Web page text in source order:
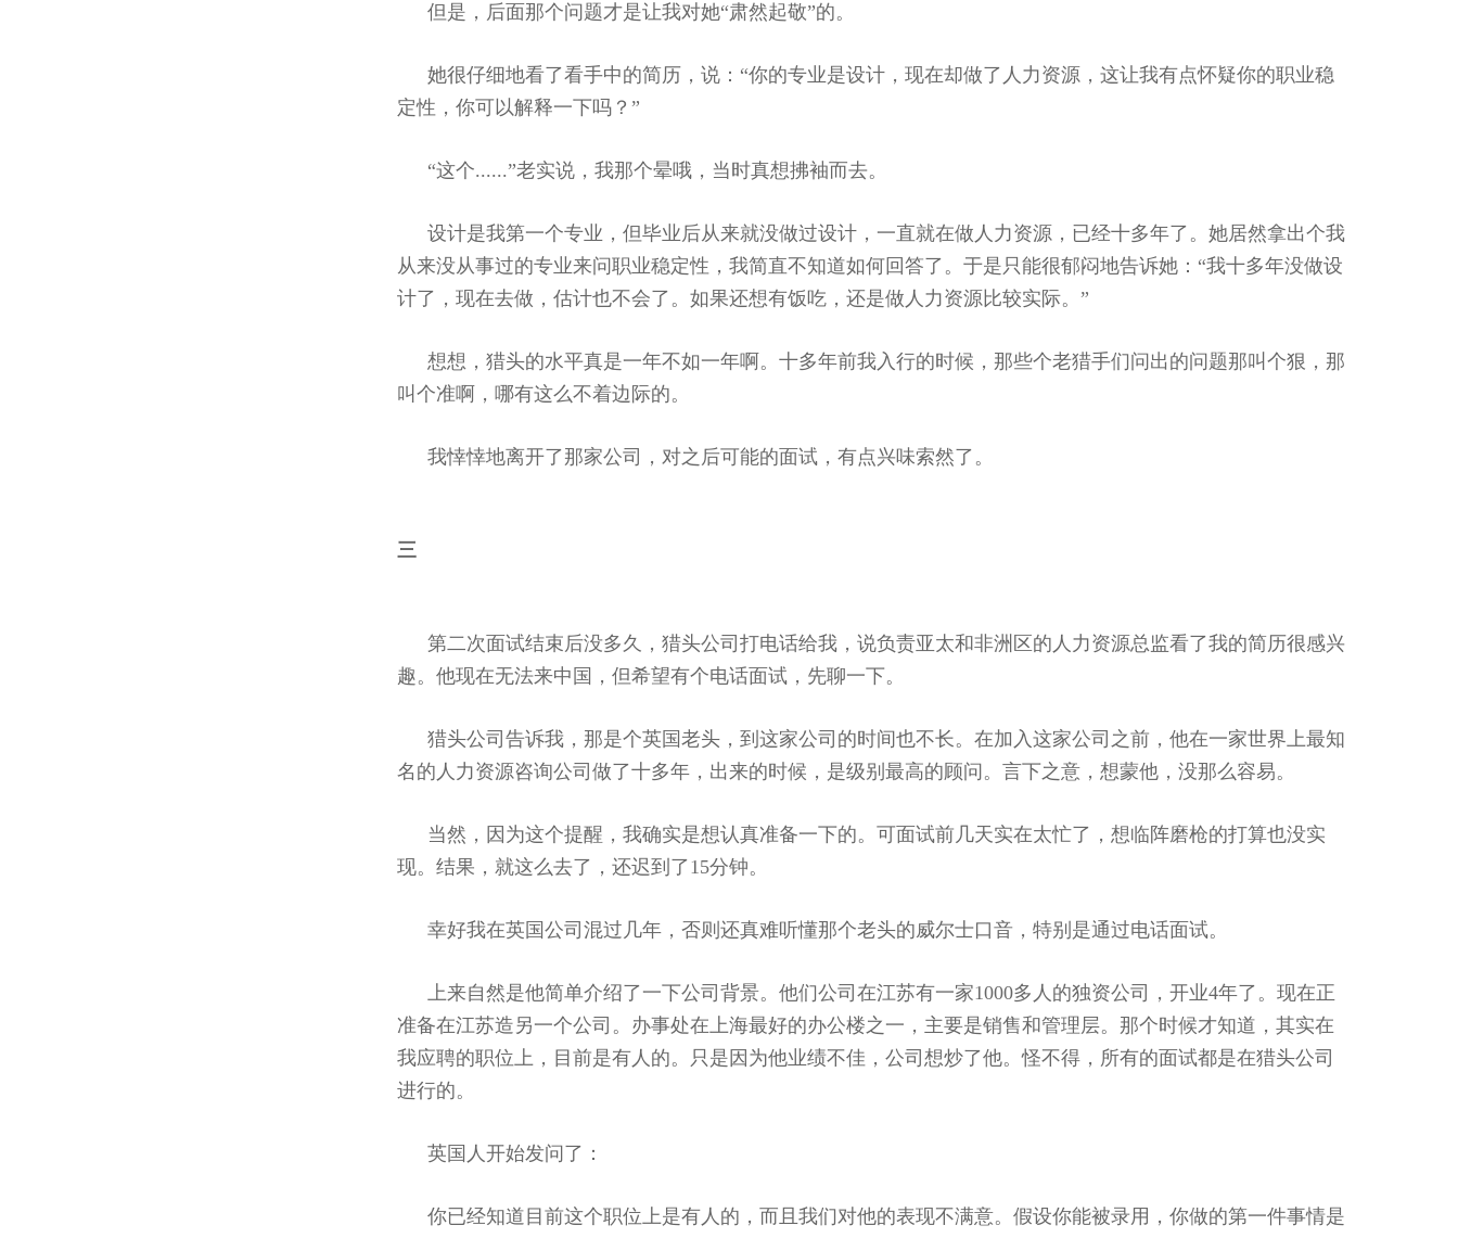
但是，后面那个问题才是让我对她“肃然起敬”的。
她很仔细地看了看手中的简历，说：“你的专业是设计，现在却做了人力资源，这让我有点怀疑你的职业稳
定性，你可以解释一下吗？”
“这个......”老实说，我那个晕哦，当时真想拂袖而去。
设计是我第一个专业，但毕业后从来就没做过设计，一直就在做人力资源，已经十多年了。她居然拿出个我
从来没从事过的专业来问职业稳定性，我简直不知道如何回答了。于是只能很郁闷地告诉她：“我十多年没做设
计了，现在去做，估计也不会了。如果还想有饭吃，还是做人力资源比较实际。”
想想，猎头的水平真是一年不如一年啊。十多年前我入行的时候，那些个老猎手们问出的问题那叫个狠，那
叫个准啊，哪有这么不着边际的。
我悻悻地离开了那家公司，对之后可能的面试，有点兴味索然了。
三
第二次面试结束后没多久，猎头公司打电话给我，说负责亚太和非洲区的人力资源总监看了我的简历很感兴
趣。他现在无法来中国，但希望有个电话面试，先聊一下。
猎头公司告诉我，那是个英国老头，到这家公司的时间也不长。在加入这家公司之前，他在一家世界上最知
名的人力资源咨询公司做了十多年，出来的时候，是级别最高的顾问。言下之意，想蒙他，没那么容易。
当然，因为这个提醒，我确实是想认真准备一下的。可面试前几天实在太忙了，想临阵磨枪的打算也没实
现。结果，就这么去了，还迟到了15分钟。
幸好我在英国公司混过几年，否则还真难听懂那个老头的威尔士口音，特别是通过电话面试。
上来自然是他简单介绍了一下公司背景。他们公司在江苏有一家1000多人的独资公司，开业4年了。现在正
准备在江苏造另一个公司。办事处在上海最好的办公楼之一，主要是销售和管理层。那个时候才知道，其实在
我应聘的职位上，目前是有人的。只是因为他业绩不佳，公司想炒了他。怪不得，所有的面试都是在猎头公司
进行的。
英国人开始发问了：
你已经知道目前这个职位上是有人的，而且我们对他的表现不满意。假设你能被录用，你做的第一件事情是